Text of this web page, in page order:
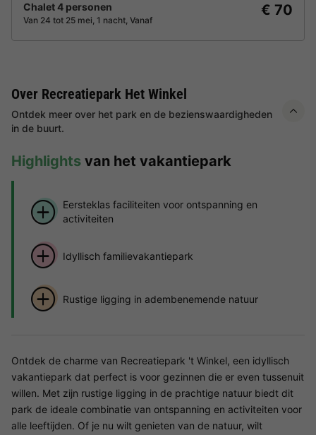
Chalet 4 personen
Van 24 tot 25 mei, 1 nacht, Vanaf
€ 70
Over Recreatiepark Het Winkel
Ontdek meer over het park en de bezienswaardigheden
in de buurt.
Highlights van het vakantiepark
Eersteklas faciliteiten voor ontspanning en
activiteiten
Idyllisch familievakantiepark
Rustige ligging in adembenemende natuur
Ontdek de charme van Recreatiepark 't Winkel, een idyllisch
vakantiepark dat perfect is voor gezinnen die er even tussenuit
willen. Met zijn rustige ligging in de prachtige natuur biedt dit
park de ideale combinatie van ontspanning en activiteiten voor
alle leeftijden. Of je nu wilt genieten van de natuur, wilt